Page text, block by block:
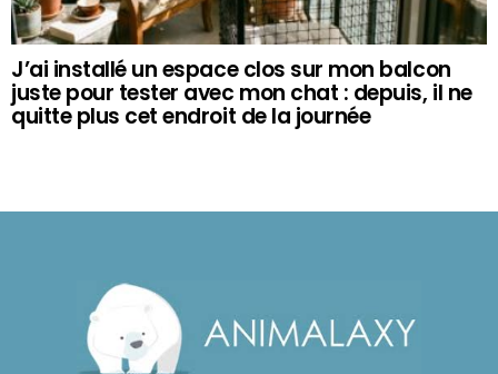
J’ai installé un espace clos sur mon balcon
juste pour tester avec mon chat : depuis, il ne
quitte plus cet endroit de la journée